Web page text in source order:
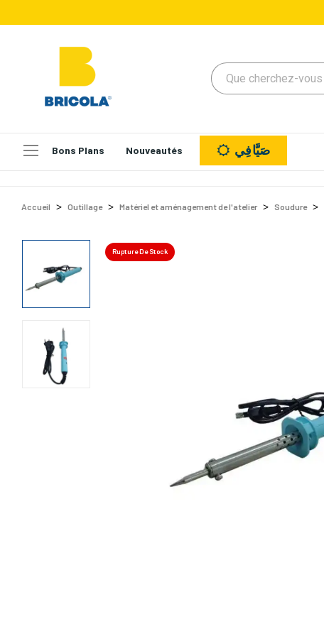
Bons Plans Nouveautés صَيَّافِي
Accueil Outillage Matériel et aménagement de l'atelier Soudure
Rupture De Stock